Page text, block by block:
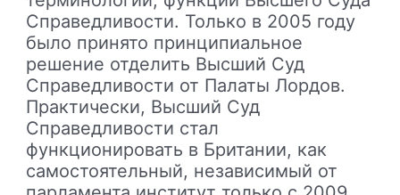
Справедливости. Только в 2005 году
было принято принципиальное
решение отделить Высший Суд
Справедливости от Палаты Лордов.
Практически, Высший Суд
Справедливости стал
функционировать в Британии, как
самостоятельный, независимый от